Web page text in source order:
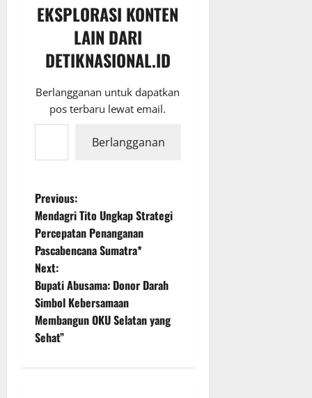
EKSPLORASI KONTEN
LAIN DARI
DETIKNASIONAL.ID
Berlangganan untuk dapatkan
pos terbaru lewat email.
Ketikkan email Anda...
Berlangganan
P
o
s
t
n
a
Previous:
Mendagri Tito Ungkap Strategi
Percepatan Penanganan
Pascabencana Sumatra*
Next:
Bupati Abusama: Donor Darah
Simbol Kebersamaan
Membangun OKU Selatan yang
Sehat”